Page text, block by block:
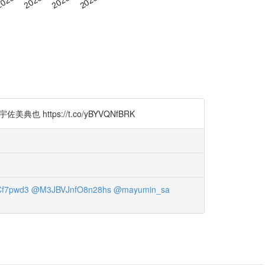
佐美典也 https://t.co/yBYVQNfBRK
@M3JBVJnfO8n28hs @mayumin_sa